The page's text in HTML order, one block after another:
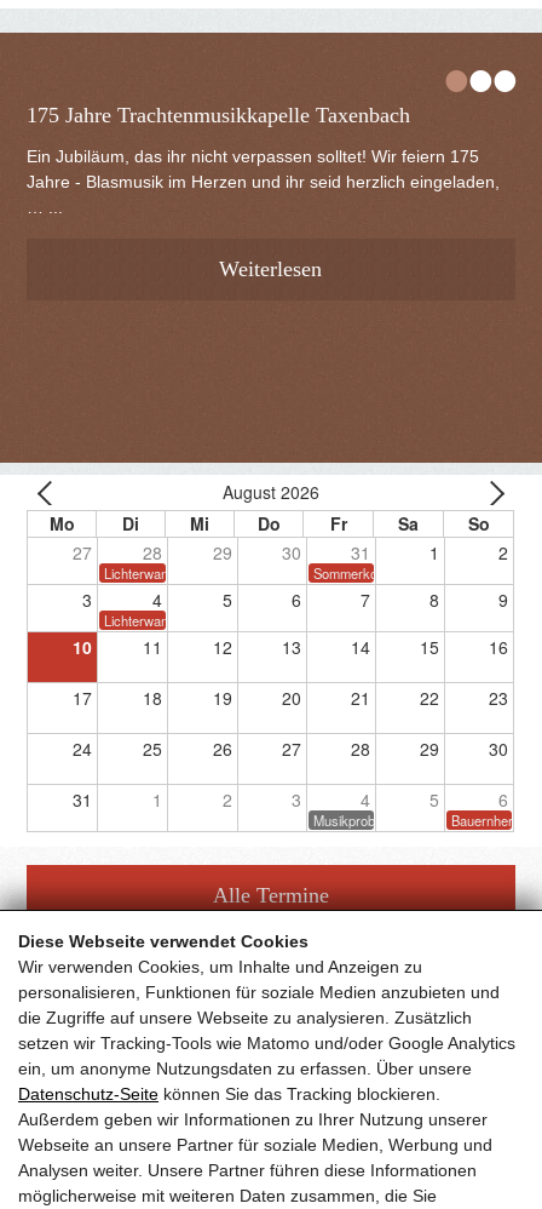
Diese Webseite verwendet Cookies
Wir verwenden Cookies, um Inhalte und Anzeigen zu
personalisieren, Funktionen für soziale Medien anzubieten und
die Zugriffe auf unsere Webseite zu analysieren. Zusätzlich
setzen wir Tracking-Tools wie Matomo und/oder Google Analytics
ein, um anonyme Nutzungsdaten zu erfassen. Über unsere
Datenschutz-Seite können Sie das Tracking blockieren.
Außerdem geben wir Informationen zu Ihrer Nutzung unserer
Webseite an unsere Partner für soziale Medien, Werbung und
Analysen weiter. Unsere Partner führen diese Informationen
möglicherweise mit weiteren Daten zusammen, die Sie
•••
175 Jahre Trachtenmusikkapelle Taxenbach
Ein Jubiläum, das ihr nicht verpassen solltet! Wir feiern 175
Jahre - Blasmusik im Herzen und ihr seid herzlich eingeladen,
Weiterlesen
August 2026
27 28 29 30 31 1 2
Lichterwanderung Sommerkonzert
3 4 5 6 7 8 9
Lichterwanderung
10 11 12 13 14 15 16
17 18 19 20 21 22 23
24 25 26 27 28 29 30
31 1 2 3 4 5 6
Musikprobe
Alle Termine
Facebook Fanpage
YouTube Channel